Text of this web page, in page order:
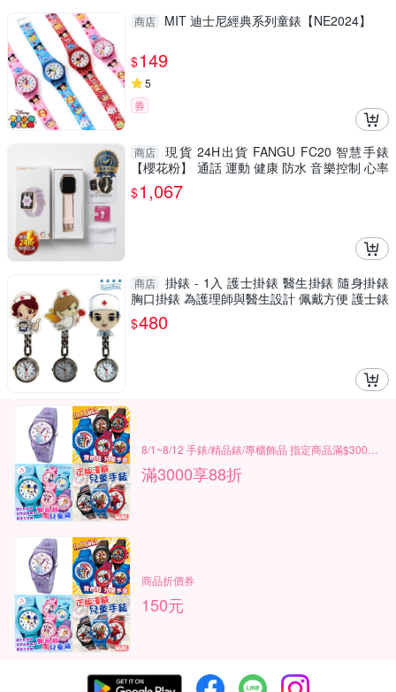
商店 MIT 迪士尼經典系列童錶【NE2024】
$149
5
券
商店
現貨 24H出貨 FANGU FC20 智慧手錶
【櫻花粉】 通話 運動 健康 防水 音樂控制 心率
生日禮物 交換禮物
$1,067
商店
掛錶 - 1入 護士掛錶 醫生掛錶 隨身掛錶
胸口掛錶 為護理師與醫生設計 佩戴方便 護士錶
[ZHCN2004]
$480
滿3000享88折
商品折價券
150元